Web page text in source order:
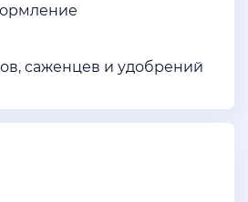
саженцев и удобрений